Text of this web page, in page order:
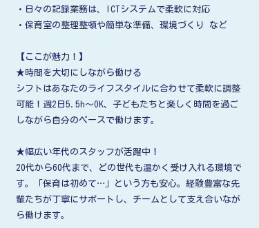
・日々の記録業務は、ICTシステムで柔軟に対応
・保育室の整理整頓や簡単な準備、環境づくり など
【ここが魅力！】
★時間を大切にしながら働ける
シフトはあなたのライフスタイルに合わせて柔軟に調整
可能！週2日5.5h～OK、子どもたちと楽しく時間を過ご
しながら自分のペースで働けます。
★幅広い年代のスタッフが活躍中！
20代から60代まで、どの世代も温かく受け入れる環境で
す。「保育は初めて…」という方も安心。経験豊富な先
輩たちが丁寧にサポートし、チームとして支え合いなが
ら働けます。